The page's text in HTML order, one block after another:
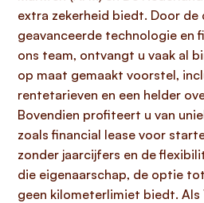
extra zekerheid biedt. Door de
geavanceerde technologie en
ons team, ontvangt u vaak al
op maat gemaakt voorstel,
rentetarieven en een helder
Bovendien profiteert u van
zoals financial lease voor
zonder jaarcijfers en de
die eigenaarschap, de optie
geen kilometerlimiet biedt. Als